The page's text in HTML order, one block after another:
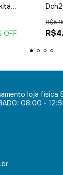
OFF
loja física
08:00 -